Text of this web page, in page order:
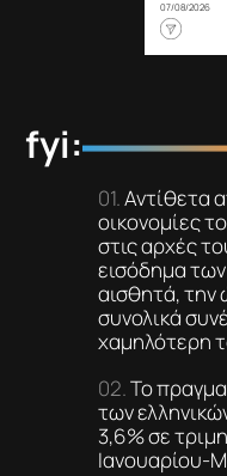
07/08/2026
fyi:
Αντίθετα
οικονομίες
στις αρχές
εισόδημα
αισθητά, την
συνολικά
χαμηλότερη
Το
των
3,6% σε
Ιανουαρίου-